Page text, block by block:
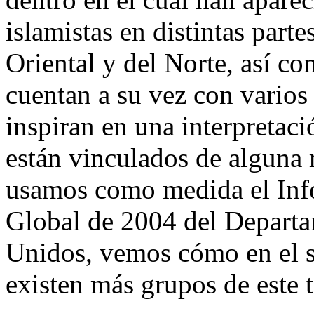
islamistas en distintas
Oriental y del Norte, así
cuentan a su vez con
inspiran en una
están vinculados de
usamos como medida el
Global de 2004 del
Unidos, vemos cómo en el
existen más grupos de